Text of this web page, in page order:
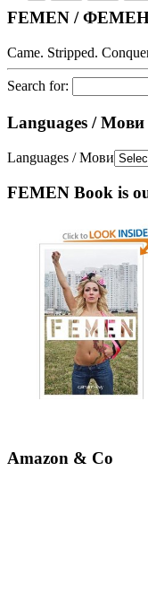
FEMEN /
Came. Stripped.
Search for:
Languages / Мови
Languages / Мови
FEMEN Book is
Amazon & Co